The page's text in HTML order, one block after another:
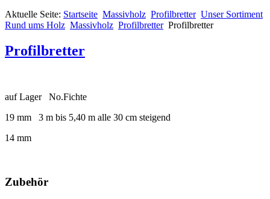
Aktuelle Seite: Startseite Massivholz Profilbretter Unser Sortiment
Rund ums Holz Massivholz Profilbretter Profilbretter
Profilbretter
auf Lager No.Fichte
19 mm 3 m bis 5,40 m alle 30 cm steigend
14 mm
Zubehör